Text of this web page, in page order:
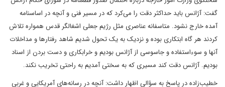
گفت: آژانس باید حداکثر دقت را می‌کرد که در مسیر فنی و آنچه در اساسنامه
آمده خارج نشود. متاسفانه عناصری مثل رژیم جعلی اشغالگر قدس همواره تلاش
کردند هر گاه ابتکاری بوده و نزدیک به یک تحول شدیم شاهد رفتارها و مداخلات
آنها و سوءاستفاده و جاسوسی از آژانس بودیم و خرابکاری و دست بردن از اسناد
بودیم. آژانس دقت کند مسیری که به سختی آمدیم به راحتی تخریب نکند.
خطیب‌زاده در پاسخ به سؤالی اظهار داشت: آنچه در رسانه‌های آمریکایی و غربی